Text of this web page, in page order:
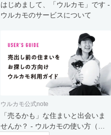
はじめまして、「ウルカモ」です -
ウルカモのサービスについて
ウルカモ公式note
「売るかも」な住まいと出会いま
せんか？ - ウルカモの使い方（買